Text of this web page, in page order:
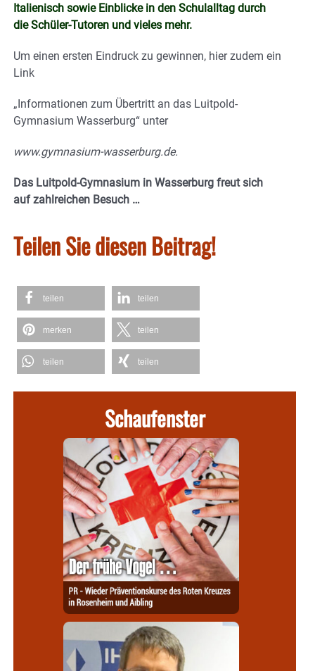
Italienisch sowie Einblicke in den Schulalltag durch
die Schüler-Tutoren und vieles mehr.
Um einen ersten Eindruck zu gewinnen, hier zudem ein
Link
„Informationen zum Übertritt an das Luitpold-
Gymnasium Wasserburg“ unter
www.gymnasium-wasserburg.de.
Das Luitpold-Gymnasium in Wasserburg freut sich
auf zahlreichen Besuch …
Teilen Sie diesen Beitrag!
teilen teilen
merken teilen
teilen teilen
Schaufenster